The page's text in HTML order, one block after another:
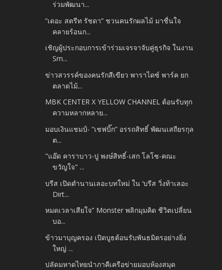
ร่วมพัฒนา...
“เดอะ สตรีท รัชดา” ชวนคนรักผลไม้ มาชื่นใจ
คลายร้อนก...
เชิญผู้ประกอบการเข้าร่วมเจรจาจับคู่ธุรกิจ ในงาน
Sm...
ข่าวสวรรค์ของคนรักสีเขียว พาราไดซ์ พาร์ค ยก
ตลาดไม้...
MBK CENTER X YELLOW CHANNEL ต้อนรับทุก
ความหลากหลาย...
มอบเงินแชมป์- “เชฟบิ๊ก” อรรถสิทธิ์ พัฒนเสถียรกุล
ต...
"แอ๊ด​ คาราบาว-ปู พงษ์สิทธิ์-เสก​ โลโซ-คณะ
ขวัญใจ" ...
บรีส เปิดตำนานเลอะบทใหม่ ใน ‘บรีส วิ่งท้าเลอะ
Dirt...
หมดเวลาเสียใจ” Monster พลิกมุมคิด ชีวิตเปลี่ยน
บอ...
ข้าวมาบุญครอง เปิดบูธต้อนรับพันธมิตรอย่างยิ่ง
ใหญ่ ...
ปลัดมหาดไทยนำภาคีเครือข่ายมอบห้องสมุด